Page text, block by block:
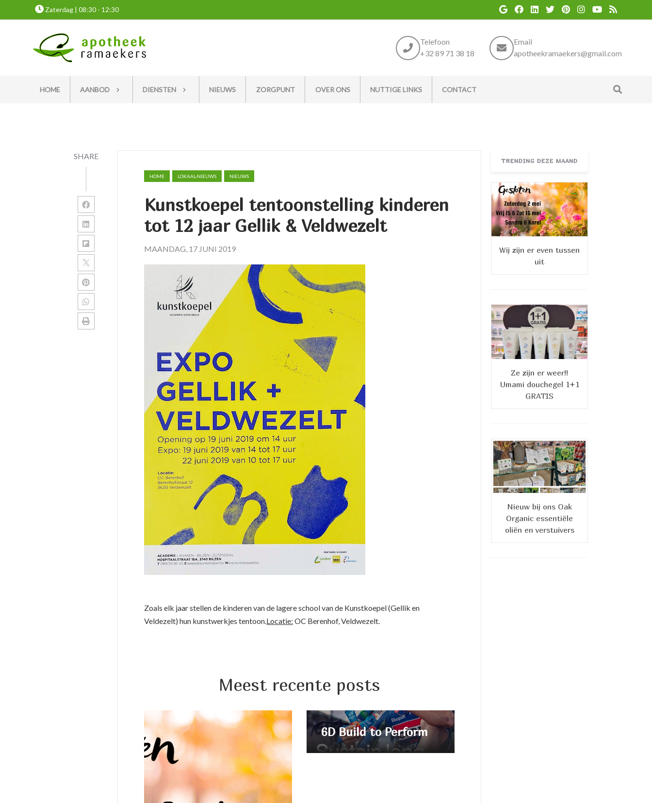
Zaterdag | 08:30 - 12:30
Telefoon
+32 89 71 38 18
Email
apotheekramaekers@gmail.com
HOME AANBOD DIENSTEN NIEUWS ZORGPUNT OVER ONS NUTTIGE LINKS CONTACT
SHARE
HOME LOKAAL-NIEUWS NIEUWS
Kunstkoepel tentoonstelling kinderen
tot 12 jaar Gellik & Veldwezelt
MAANDAG, 17 JUNI 2019
Zoals elk jaar stellen de kinderen van de lagere school van de Kunstkoepel (Gellik en
Veldezelt) hun kunstwerkjes tentoon.Locatie: OC Berenhof, Veldwezelt.
Meest recente posts
6D Build to Perform
TRENDING DEZE MAAND
Wij zijn er even tussen
uit
Ze zijn er weer!!
Umami douchegel 1+1
GRATIS
Nieuw bij ons Oak
Organic essentiële
oliën en verstuivers